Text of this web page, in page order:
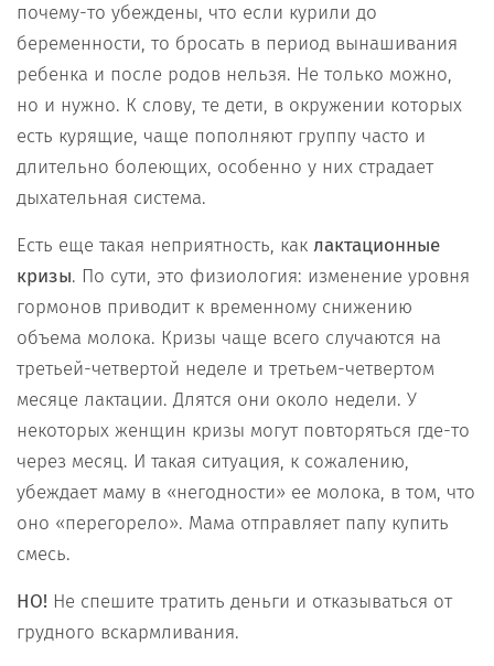
почему-то убеждены, что если курили до
беременности, то бросать в период вынашивания
ребенка и после родов нельзя. Не только можно,
но и нужно. К слову, те дети, в окружении которых
есть курящие, чаще пополняют группу часто и
длительно болеющих, особенно у них страдает
дыхательная система.
Есть еще такая неприятность, как лактационные
кризы. По сути, это физиология: изменение уровня
гормонов приводит к временному снижению
объема молока. Кризы чаще всего случаются на
третьей-четвертой неделе и третьем-четвертом
месяце лактации. Длятся они около недели. У
некоторых женщин кризы могут повторяться где-то
через месяц. И такая ситуация, к сожалению,
убеждает маму в «негодности» ее молока, в том, что
оно «перегорело». Мама отправляет папу купить
смесь.
НО! Не спешите тратить деньги и отказываться от
грудного вскармливания.